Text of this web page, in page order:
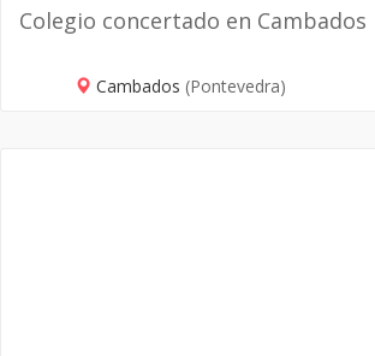
Colegio concertado en Cambados
Cambados (Pontevedra)